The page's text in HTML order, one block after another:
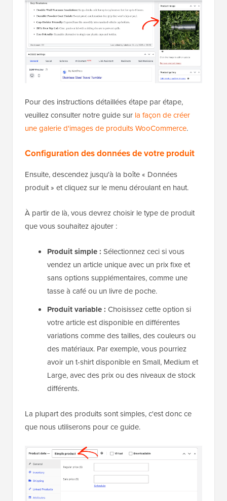
Pour des instructions détaillées étape par étape,
veuillez consulter notre guide sur la façon de créer
une galerie d'images de produits WooCommerce.
Configuration des données de votre produit
Ensuite, descendez jusqu'à la boîte « Données
produit » et cliquez sur le menu déroulant en haut.
À partir de là, vous devrez choisir le type de produit
que vous souhaitez ajouter :
Produit simple : Sélectionnez ceci si vous
vendez un article unique avec un prix fixe et
sans options supplémentaires, comme une
tasse à café ou un livre de poche.
Produit variable : Choisissez cette option si
votre article est disponible en différentes
variations comme des tailles, des couleurs ou
des matériaux. Par exemple, vous pourriez
avoir un t-shirt disponible en Small, Medium et
Large, avec des prix ou des niveaux de stock
différents.
La plupart des produits sont simples, c'est donc ce
que nous utiliserons pour ce guide.